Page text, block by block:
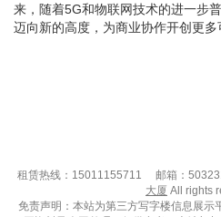
来，随着5G和物联网技术的进一步
迈向新的高度，为商业协作开创更多
租赁热线：15011155711 邮箱：
大厦 All rights
免责声明：本站为第三方写字楼信息展示